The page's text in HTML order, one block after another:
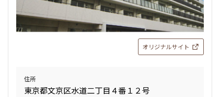
オリジナルサイト
住所
東京都文京区水道二丁目４番１２号